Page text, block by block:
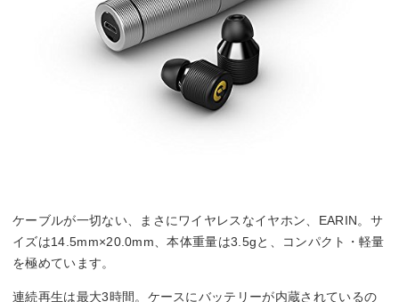
ケーブルが一切ない、まさにワイヤレスなイヤホン、EARIN。サ
イズは14.5mm×20.0mm、本体重量は3.5gと、コンパクト・軽量
を極めています。
連続再生は最大3時間。ケースにバッテリーが内蔵されているの